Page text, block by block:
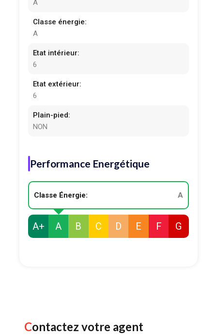
A
Classe énergie:
A
Etat intérieur:
6
Etat extérieur:
6
Plain-pied:
NON
Performance Energétique
Classe Énergie: A
A+ A B C D E F G
Contactez votre agent